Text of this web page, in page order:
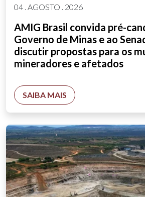
04 . AGOSTO . 2026
AMIG Brasil convida pré-
Governo de Minas e ao
discutir propostas para os
mineradores e afetados
SAIBA MAIS